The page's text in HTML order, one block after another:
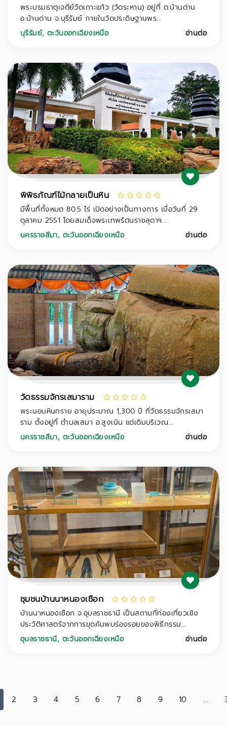
พระบรมธาตุเจดีย์วัดเกาะแก้ว (วัดระหาน) อยู่ที่ ต.บ้านด่าน
อ.บ้านด่าน จ.บุรีรัมย์ ภายในวัดประดิษฐานพร...
บุรีรัมย์, ตะวันออกเฉียงเหนือ อ่านต่อ
พิพิธภัณฑ์ไม้กลายเป็นหิน
มีพื้นที่ทั้งหมด 80.5 ไร่ เปิดอย่างเป็นทางการ เมื่อวันที่ 29
ตุลาคม 2551 โดยสมเด็จพระเทพรัตนราชสุดาฯ...
นครราชสีมา, ตะวันออกเฉียงเหนือ อ่านต่อ
วัดธรรมจักรเสมาราม
พระนอนหินทราย อายุประมาณ 1,300 ปี ที่วัดธรรมจักรเสมา
ราม ตั้งอยู่ที่ ตำบลเสมา อ.สูงเนิน แต่เดิมบริเวณ...
นครราชสีมา, ตะวันออกเฉียงเหนือ อ่านต่อ
ชุมชนบ้านนาหนองเชือก
บ้านนาหนองเชือก จ.อุบลราชธานี เป็นสถานที่ท่องเที่ยวเชิง
ประวัติศาสตร์จากการขุดค้นพบร่องรอยของพิธีกรรม...
อุบลราชธานี, ตะวันออกเฉียงเหนือ อ่านต่อ
2 3 4 5 6 7 8 9 10 ...